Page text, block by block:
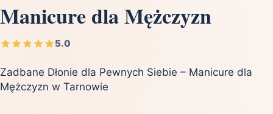
Manicure dla Mężczyzn
5.0
Zadbane Dłonie dla Pewnych Siebie – Manicure dla
Mężczyzn w Tarnowie